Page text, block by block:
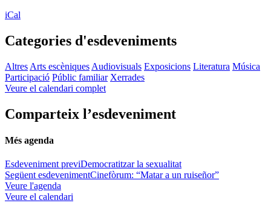
iCal
Categories d'esdeveniments
Altres Arts escèniques Audiovisuals Exposicions Literatura Música
Participació Públic familiar Xerrades
Veure el calendari complet
Comparteix l’esdeveniment
Més agenda
Esdeveniment previDemocratitzar la sexualitat
Següent esdevenimentCinefòrum: “Matar a un ruiseñor”
Veure l'agenda
Veure el calendari